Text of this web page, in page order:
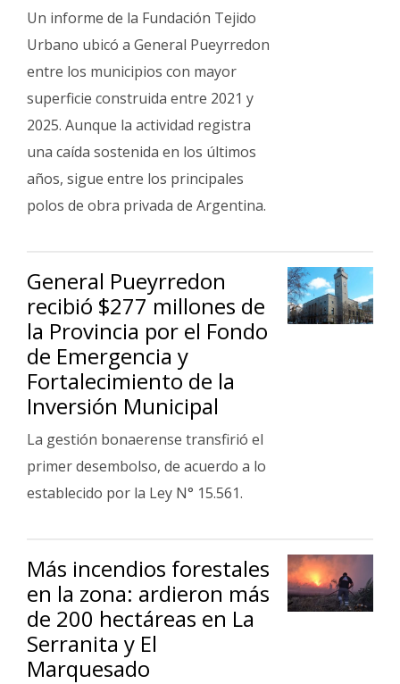
Fotos
Familia
Fúnebres
Un informe de la Fundación Tejido
Urbano ubicó a General Pueyrredon
entre los municipios con mayor
superficie construida entre 2021 y
2025. Aunque la actividad registra
una caída sostenida en los últimos
años, sigue entre los principales
polos de obra privada de Argentina.
General Pueyrredon
recibió $277 millones de
la Provincia por el Fondo
de Emergencia y
Fortalecimiento de la
Inversión Municipal
La gestión bonaerense transfirió el
primer desembolso, de acuerdo a lo
establecido por la Ley N° 15.561.
Más incendios forestales
en la zona: ardieron más
de 200 hectáreas en La
Serranita y El
Marquesado